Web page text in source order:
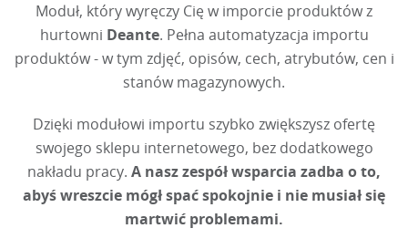
Moduł, który wyręczy Cię w imporcie produktów z
hurtowni Deante. Pełna automatyzacja importu
produktów - w tym zdjęć, opisów, cech, atrybutów, cen i
stanów magazynowych.
Dzięki modułowi importu szybko zwiększysz ofertę
swojego sklepu internetowego, bez dodatkowego
nakładu pracy. A nasz zespół wsparcia zadba o to,
abyś wreszcie mógł spać spokojnie i nie musiał się
martwić problemami.